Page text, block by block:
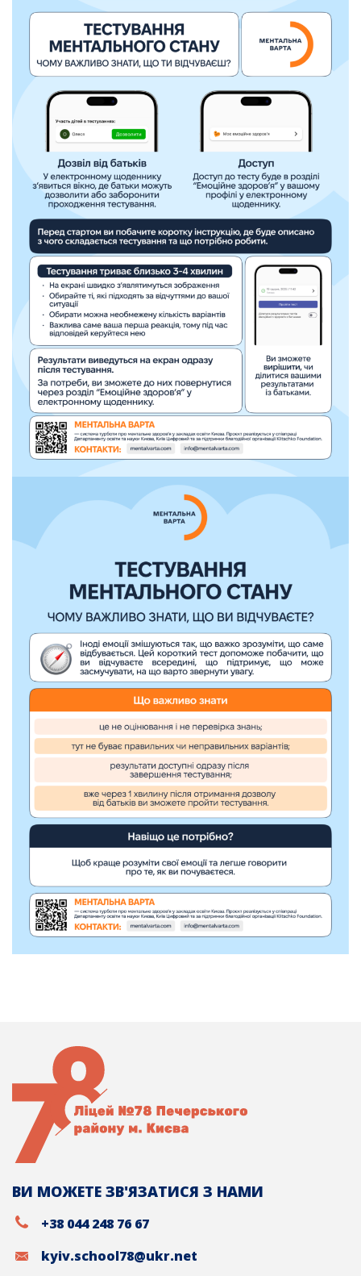
ВИ МОЖЕТЕ ЗВ'ЯЗАТИСЯ З НАМИ
+38 044 248 76 67
kyiv.school78@ukr.net